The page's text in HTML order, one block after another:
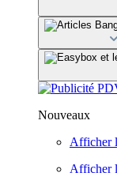
Nouveaux
Afficher
Afficher